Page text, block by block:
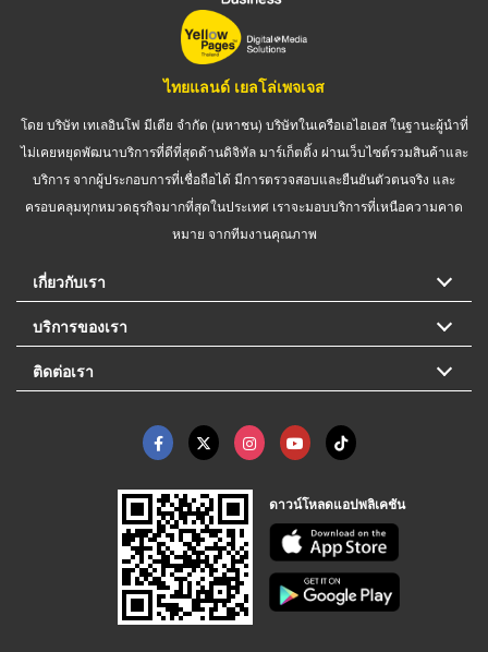
ไทยแลนด์ เยลโล่เพจเจส
โดย บริษัท เทเลอินโฟ มีเดีย จำกัด (มหาชน) บริษัทในเครือเอไอเอส ในฐานะผู้นำที่
ไม่เคยหยุดพัฒนาบริการที่ดีที่สุดด้านดิจิทัล มาร์เก็ตติ้ง ผ่านเว็บไซต์รวมสินค้าและ
บริการ จากผู้ประกอบการที่เชื่อถือได้ มีการตรวจสอบและยืนยันตัวตนจริง และ
ครอบคลุมทุกหมวดธุรกิจมากที่สุดในประเทศ เราจะมอบบริการที่เหนือความคาด
หมาย จากทีมงานคุณภาพ
เกี่ยวกับเรา
บริการของเรา
ติดต่อเรา
ดาวน์โหลดแอปพลิเคชัน